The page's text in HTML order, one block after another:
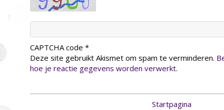
CAPTCHA code *
Deze site gebruikt Akismet om spam te verminderen.
hoe je reactie gegevens worden verwerkt.
Startpagina